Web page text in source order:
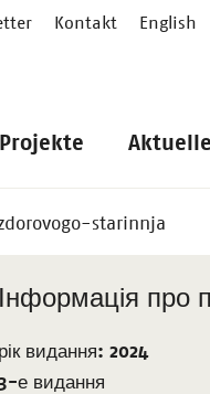
Kontakt English
Projekte
starinnja
Інформація про
рік видання: 2024
е видання